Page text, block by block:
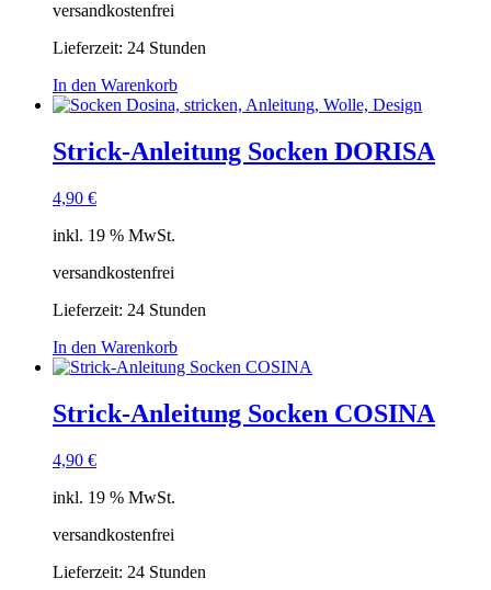
versandkostenfrei
Lieferzeit: 24 Stunden
In den Warenkorb
Strick-Anleitung Socken DORISA
4,90 €
inkl. 19 % MwSt.
versandkostenfrei
Lieferzeit: 24 Stunden
In den Warenkorb
Strick-Anleitung Socken COSINA
4,90 €
inkl. 19 % MwSt.
versandkostenfrei
Lieferzeit: 24 Stunden